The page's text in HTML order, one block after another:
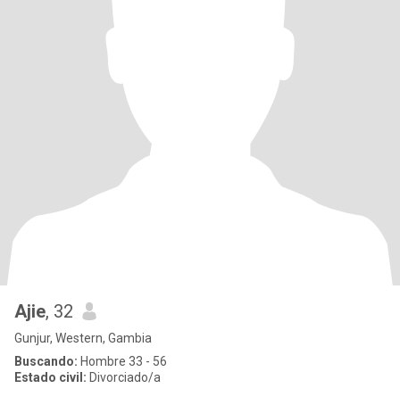
Ajie, 32
Gunjur, Western, Gambia
Buscando: Hombre 33 - 56
Estado civil: Divorciado/a